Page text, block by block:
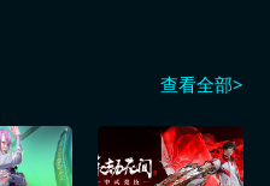
查看全部>